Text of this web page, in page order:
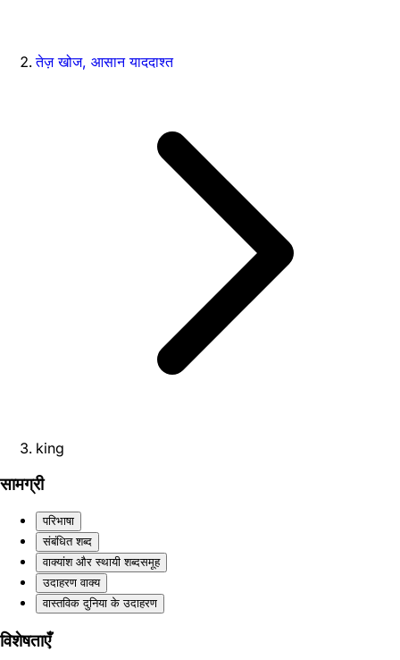
तेज़ खोज, आसान याददाश्त
king
सामग्री
परिभाषा
संबंधित शब्द
वाक्यांश और स्थायी शब्दसमूह
उदाहरण वाक्य
वास्तविक दुनिया के उदाहरण
विशेषताएँ